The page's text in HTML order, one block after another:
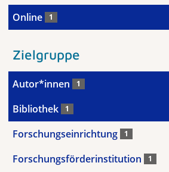
Online 1
Zielgruppe
Autor*innen 1
Bibliothek 1
Forschungseinrichtung 1
Forschungsförderinstitution 1